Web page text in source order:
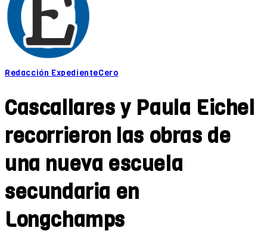
Redacción ExpedienteCero
Cascallares y Paula Eichel
recorrieron las obras de
una nueva escuela
secundaria en
Longchamps